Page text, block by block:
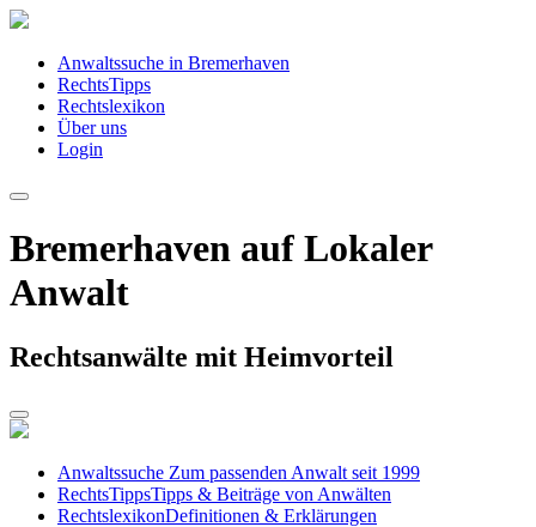
Anwaltssuche in Bremerhaven
RechtsTipps
Rechtslexikon
Über uns
Login
Bremerhaven auf Lokaler
Anwalt
Rechtsanwälte mit Heimvorteil
Anwaltssuche Zum passenden Anwalt seit 1999
RechtsTippsTipps & Beiträge von Anwälten
RechtslexikonDefinitionen & Erklärungen